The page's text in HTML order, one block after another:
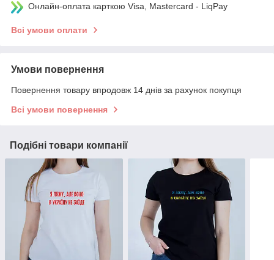
Онлайн-оплата карткою Visa, Mastercard - LiqPay
Всі умови оплати
Умови повернення
Повернення товару впродовж 14 днів за рахунок покупця
Всі умови повернення
Подібні товари компанії